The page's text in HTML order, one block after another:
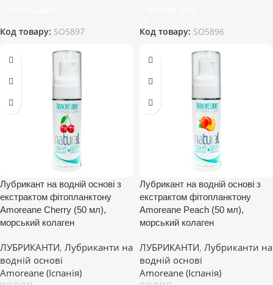
Код товару: SO5897 Код товару: SO5896
Лубрикант на водній основі з
екстрактом фітопланктону
Amoreane Cherry (50 мл),
морський колаген
ЛУБРИКАНТИ, Лубриканти на
водній основі
Amoreane (Іспанія)
Лубрикант на водній основі з
екстрактом фітопланктону
Amoreane Peach (50 мл),
морський колаген
ЛУБРИКАНТИ, Лубриканти на
водній основі
Amoreane (Іспанія)